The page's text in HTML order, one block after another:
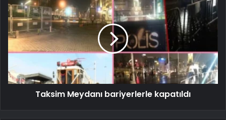
Taksim Meydanı bariyerlerle kapatıldı